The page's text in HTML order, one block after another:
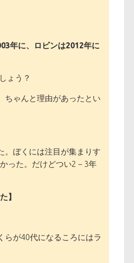
年に、ロビンは2012年に
ょう？
ゃんと理由があったとい
ぼくには注目が集まりす
った。だけどつい2－3年
】
らが40代になるころにはラ